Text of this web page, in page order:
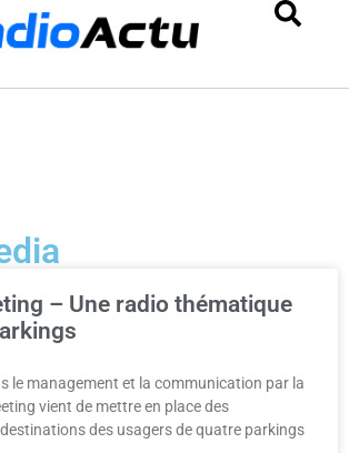
– Une radio thématique
le management et la communication par la
vient de mettre en place des
des usagers de quatre parkings